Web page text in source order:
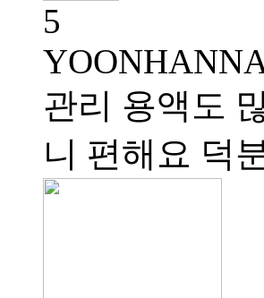
5
관리 용액도
니 편해요 덕